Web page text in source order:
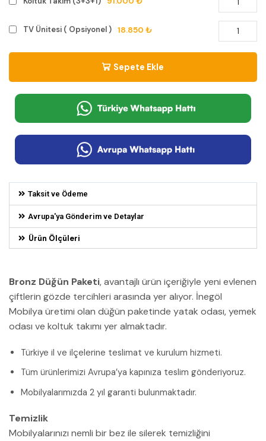
TV Ünitesi ( Opsiyonel ) 18.850 ₺
Sepete Ekle
Taksit ve Ödeme
Avrupa'ya Gönderim ve Detaylar
Ürün Ölçüleri
Bronz Düğün Paketi, avantajlı ürün içeriğiyle yeni evlenen
çiftlerin gözde tercihleri arasında yer alıyor. İnegöl
Mobilya üretimi olan düğün paketinde yatak odası, yemek
odası ve koltuk takımı yer almaktadır.
Türkiye il ve ilçelerine teslimat ve kurulum hizmeti.
Tüm ürünlerimizi Avrupa’ya kapınıza teslim gönderiyoruz.
Mobilyalarımızda 2 yıl garanti bulunmaktadır.
Temizlik
Mobilyalarınızı nemli bir bez ile silerek temizliğini